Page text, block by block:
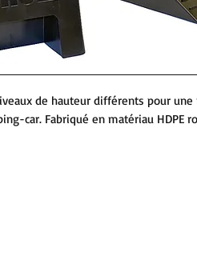
de hauteur différents pour une
car. Fabriqué en matériau HDPE